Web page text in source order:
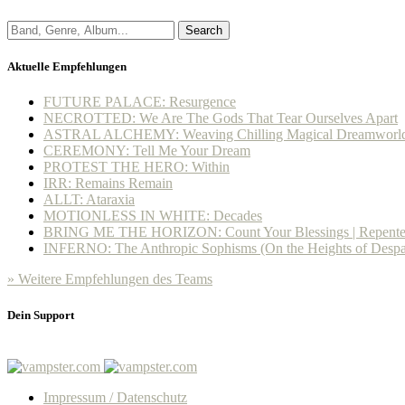
Search
Aktuelle Empfehlungen
FUTURE PALACE: Resurgence
NECROTTED: We Are The Gods That Tear Ourselves Apart
ASTRAL ALCHEMY: Weaving Chilling Magical
CEREMONY: Tell Me Your Dream
PROTEST THE HERO: Within
IRR: Remains Remain
ALLT: Ataraxia
MOTIONLESS IN WHITE: Decades
BRING ME THE HORIZON: Count Your Blessings |
INFERNO: The Anthropic Sophisms (On the Heights of
» Weitere Empfehlungen des Teams
Dein Support
Impressum / Datenschutz